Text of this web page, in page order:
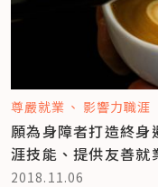
尊嚴就業 影響力職涯
願為身障者打造終
涯技能、提供友善就
2018.11.06